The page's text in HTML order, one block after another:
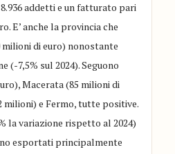
addetti e un fatturato pari
E’ anche la provincia che
di euro) nonostante
(-7,5% sul 2024). Seguono
Macerata (85 milioni di
milioni) e Fermo, tutte positive.
la variazione rispetto al 2024)
esportati principalmente